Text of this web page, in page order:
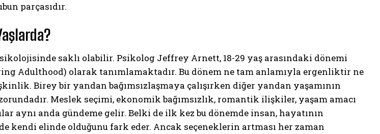
parçasıdır.
saklı olabilir. Psikolog Jeffrey Arnett, 18-29 yaş arasındaki dönemi
Adulthood) olarak tanımlamaktadır. Bu dönem ne tam anlamıyla ergenliktir ne
Birey bir yandan bağımsızlaşmaya çalışırken diğer yandan yaşamının
Meslek seçimi, ekonomik bağımsızlık, romantik ilişkiler, yaşam amacı
aynı anda gündeme gelir. Belki de ilk kez bu dönemde insan, hayatının
kendi elinde olduğunu fark eder. Ancak seçeneklerin artması her zaman